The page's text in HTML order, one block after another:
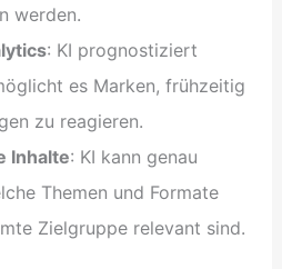
werden.
: KI prognostiziert
es Marken, frühzeitig
zu reagieren.
Inhalte: KI kann genau
Themen und Formate
Zielgruppe relevant sind.